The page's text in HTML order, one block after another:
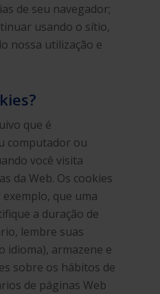
de seu navegador;
usando o sítio,
nossa utilização e
que é
computador ou
você visita
da Web. Os cookies
que uma
a duração de
lembre suas
idioma), armazene e
sobre os hábitos de
de páginas Web